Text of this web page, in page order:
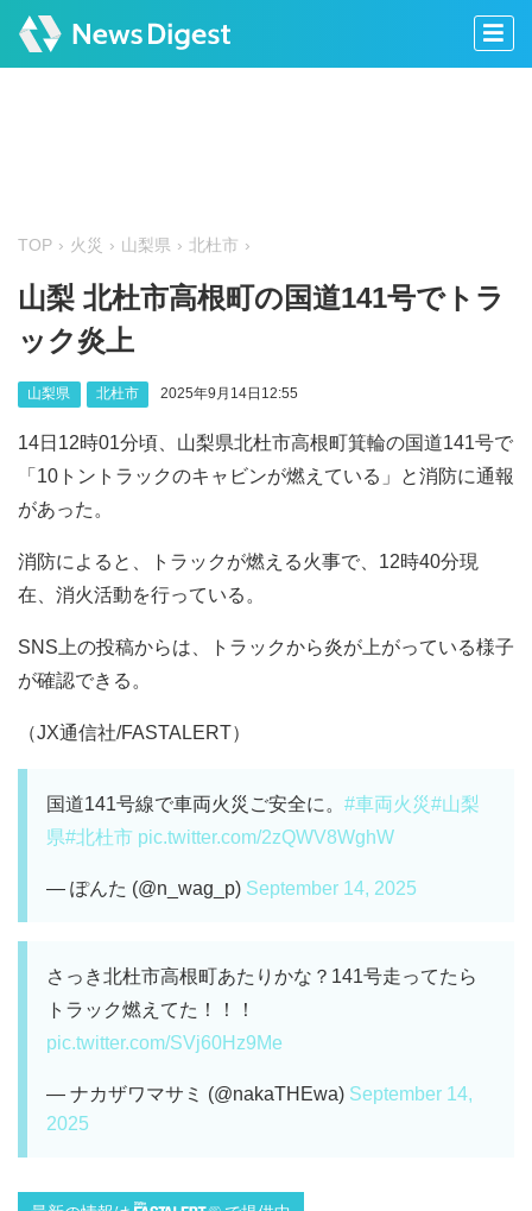
TOP 火災 山梨県 北杜市
山梨 北杜市高根町の国道141号でトラ
ック炎上
山梨県 北杜市 2025年9月14日12:55
14日12時01分頃、山梨県北杜市高根町箕輪の国道141号で
「10トントラックのキャビンが燃えている」と消防に通報
があった。
消防によると、トラックが燃える火事で、12時40分現
在、消火活動を行っている。
SNS上の投稿からは、トラックから炎が上がっている様子
が確認できる。
（JX通信社/FASTALERT）
国道141号線で車両火災ご安全に。 #車両火災#山梨
県#北杜市 pic.twitter.com/2zQWV8WghW
— ぽんた (@n_wag_p) September 14, 2025
さっき北杜市高根町あたりかな？141号走ってたら
トラック燃えてた！！！
pic.twitter.com/SVj60Hz9Me
— ナカザワマサミ (@nakaTHEwa) September 14,
2025